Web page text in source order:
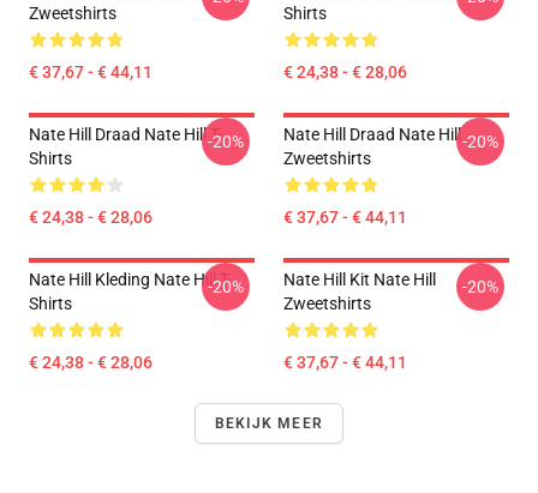
Zweetshirts
€ 37,67 - € 44,11
Shirts
€ 24,38 - € 28,06
Nate Hill Draad Nate Hill T-
Shirts
€ 24,38 - € 28,06
-20%
Nate Hill Draad Nate Hill
Zweetshirts
€ 37,67 - € 44,11
-20%
Nate Hill Kleding Nate Hill T-
Shirts
€ 24,38 - € 28,06
-20%
Nate Hill Kit Nate Hill
Zweetshirts
€ 37,67 - € 44,11
-20%
BEKIJK MEER